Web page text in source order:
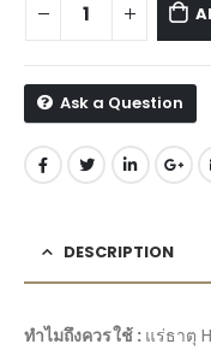
Ask a Question
DESCRIPTION
ทำไมถึงควรใช้ : แร่ธาตุ